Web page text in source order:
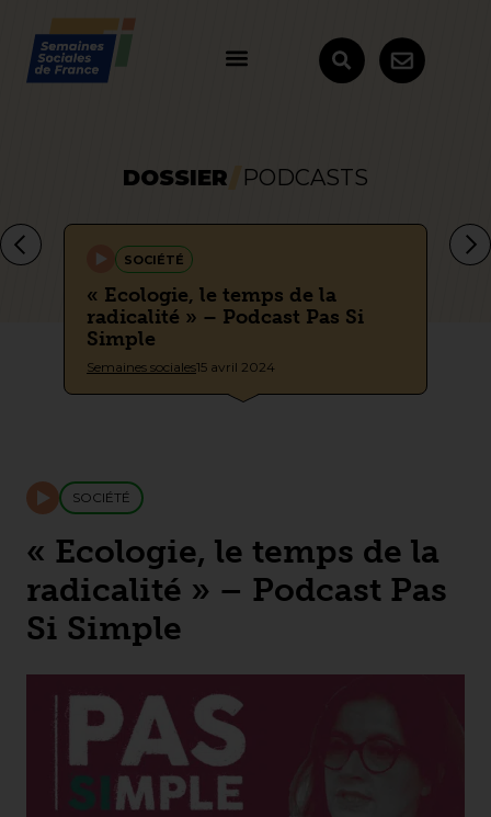
DOSSIER PODCASTS
SOCIÉTÉ
« Ecologie, le temps de la
radicalité » – Podcast Pas Si
Simple
Semaines sociales15 avril 2024
SOCIÉTÉ
« Ecologie, le temps de la
radicalité » – Podcast Pas
Si Simple